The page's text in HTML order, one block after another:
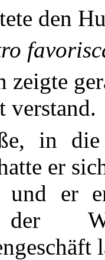
den
zeigte
verstand.
in
er
und er